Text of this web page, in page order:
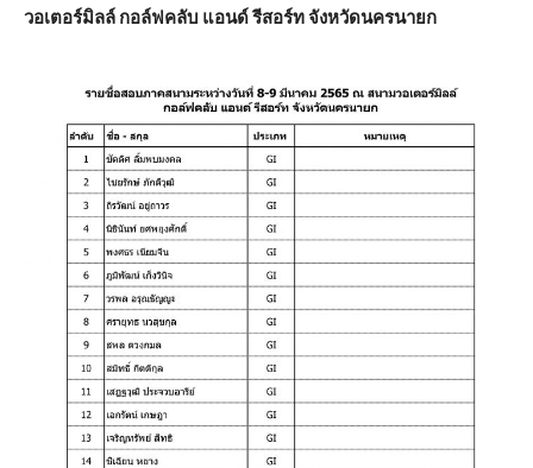
วอเตอร์มิลล์ กอล์ฟคลับ แอนด์ รีสอร์ท จังหวัดนครนายก